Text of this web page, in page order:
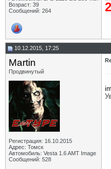
Возраст: 39
Сообщений: 264
10.12.2015, 17:25
Martin
Продвинутый
Регистрация: 16.10.2015
Адрес: Томск
Автомобиль: Vesta 1.6 AMT Image
Сообщений: 528